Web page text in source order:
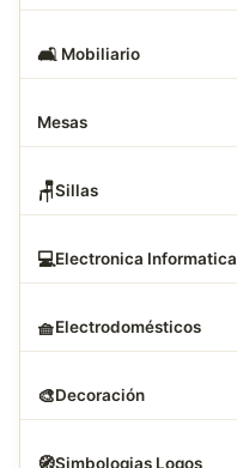
🛋 ️ Mobiliario
Mesas
🪑Sillas
💻Electronica Informatica
🧺Electrodomésticos
🎨Decoración
Simbologias Logos